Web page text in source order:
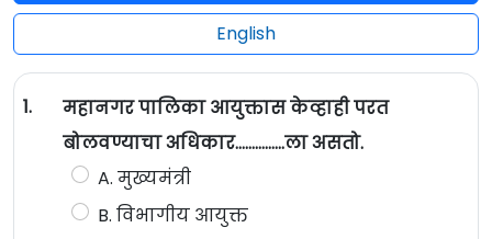
English
1.
महानगर पालिका आयुक्तास केव्हाही परत
बोलवण्याचा अधिकार….....…….ला असतो.
A. मुख्यमंत्री
B. विभागीय आयुक्त